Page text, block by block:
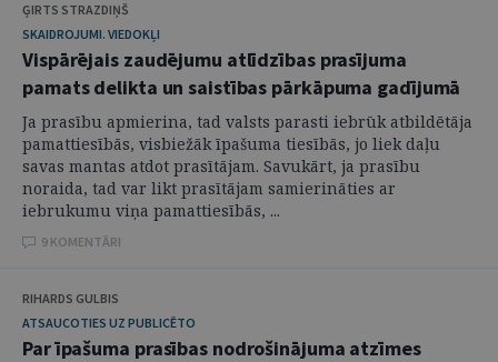
ĢIRTS STRAZDIŅŠ
SKAIDROJUMI. VIEDOKĻI
Vispārējais zaudējumu atlīdzības prasījuma
pamats delikta un saistības pārkāpuma gadījumā
Ja prasību apmierina, tad valsts parasti iebrūk atbildētāja
pamattiesībās, visbiežāk īpašuma tiesībās, jo liek daļu
savas mantas atdot prasītājam. Savukārt, ja prasību
noraida, tad var likt prasītājam samierināties ar
iebrukumu viņa pamattiesībās, ...
9 KOMENTĀRI
RIHARDS GULBIS
ATSAUCOTIES UZ PUBLICĒTO
Par īpašuma prasības nodrošinājuma atzīmes